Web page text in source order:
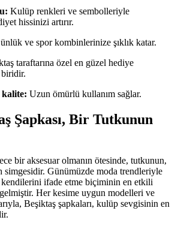
Kulüp renkleri ve sembolleriyle
hissinizi artırır.
ve spor kombinlerinize şıklık katar.
taraftarına özel en güzel hediye
biridir.
kalite: Uzun ömürlü kullanım sağlar.
Şapkası, Bir Tutkunun
bir aksesuar olmanın ötesinde, tutkunun,
Günümüzde moda trendleriyle
kendilerini ifade etme biçiminin en etkili
Her kesime uygun modelleri ve
Beşiktaş şapkaları, kulüp sevgisinin en